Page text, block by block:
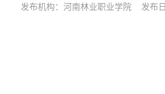
发布机构： 河南林业职业学院 发布